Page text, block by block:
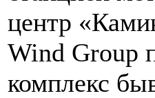
центр
Wind Group
комплекс